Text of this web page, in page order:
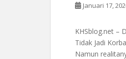
Januari 17,
KHSblog.net –
Tidak Jadi
Namun